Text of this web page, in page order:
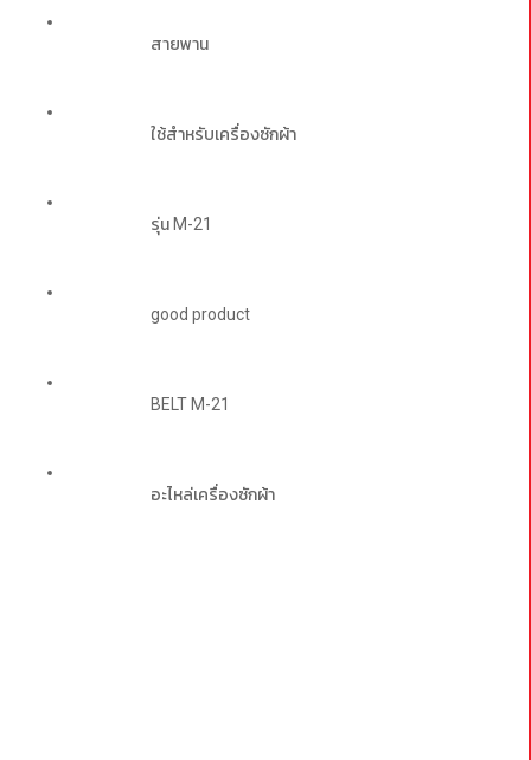
สายพาน
ใช้สำหรับเครื่องซักผ้า
รุ่น M-21
good product
BELT M-21
อะไหล่เครื่องซักผ้า